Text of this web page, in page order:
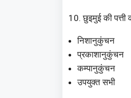
10. छुइमुई की पत्ती
निशानुकुंचन
प्रकाशानुकुंचन
कम्पानुकुंचन
उपयुक्त सभी